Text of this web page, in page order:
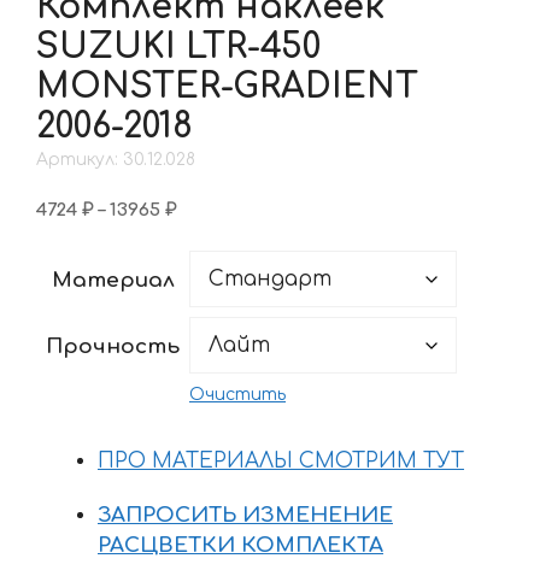
SUZUKI LTR-450
MONSTER-GRADIENT
2006-2018
Артикул: 30.12.028
4724 ₽ – 13965 ₽Диапазон
Материал
Прочность
Очистить
ПРО МАТЕРИАЛЫ СМОТРИМ ТУТ
ЗАПРОСИТЬ ИЗМЕНЕНИЕ
РАСЦВЕТКИ КОМПЛЕКТА